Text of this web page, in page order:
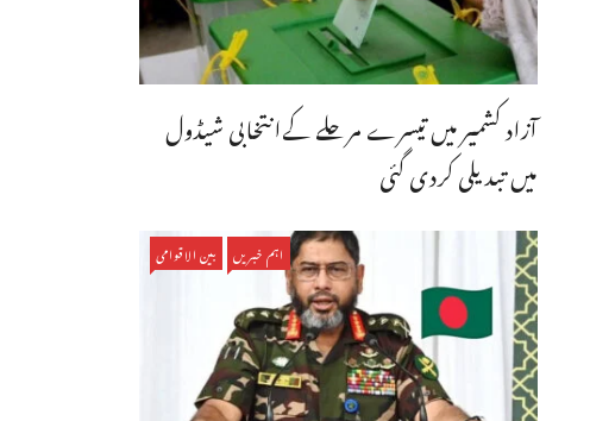
آزاد کشمیر میں تیسرے مرحلے کےانتخابی شیڈول
میں تبدیلی کردی گئی
اہم خبریں بین الاقوامی